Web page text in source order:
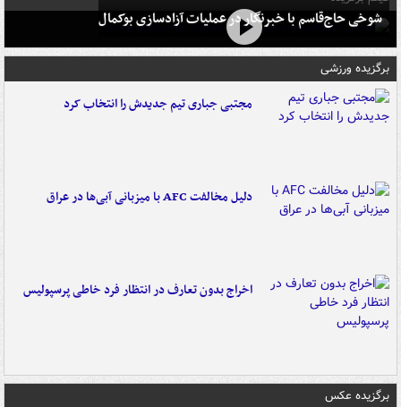
شوخی حاج‌قاسم با خبرنگار در عملیات آزادسازی بوکمال
برگزیده ورزشی
مجتبی جباری تیم جدیدش را انتخاب کرد
دلیل مخالفت AFC با میزبانی آبی‌ها در عراق
اخراج بدون تعارف در انتظار فرد خاطی پرسپولیس
برگزیده عکس